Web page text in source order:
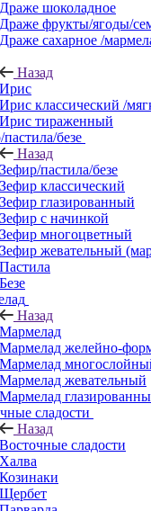
Драже шоколадное
Драже фрукты/ягоды/
Драже сахарное /
Назад
Ирис
Ирис классический /
Ирис тираженный
безе
Назад
Зефир/пастила/безе
Зефир классический
Зефир глазированный
Зефир с начинкой
Зефир многоцветный
Зефир жевательный
Пастила
Безе
Назад
Мармелад
Мармелад желейно-
Мармелад
Мармелад жевательный
Мармелад
сладости
Назад
Восточные сладости
Халва
Козинаки
Щербет